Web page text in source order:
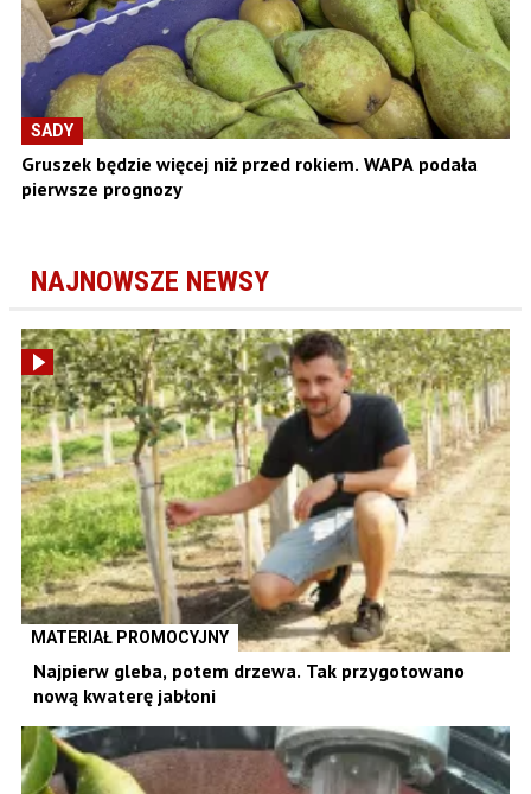
SADY
Gruszek będzie więcej niż przed rokiem. WAPA podała
pierwsze prognozy
NAJNOWSZE NEWSY
MATERIAŁ PROMOCYJNY
Najpierw gleba, potem drzewa. Tak przygotowano
nową kwaterę jabłoni